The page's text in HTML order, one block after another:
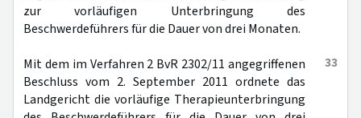
zur vorläufigen Unterbringung des
Beschwerdeführers für die Dauer von drei Monaten.
33
Mit dem im Verfahren 2 BvR 2302/11 angegriffenen
Beschluss vom 2. September 2011 ordnete das
Landgericht die vorläufige Therapieunterbringung